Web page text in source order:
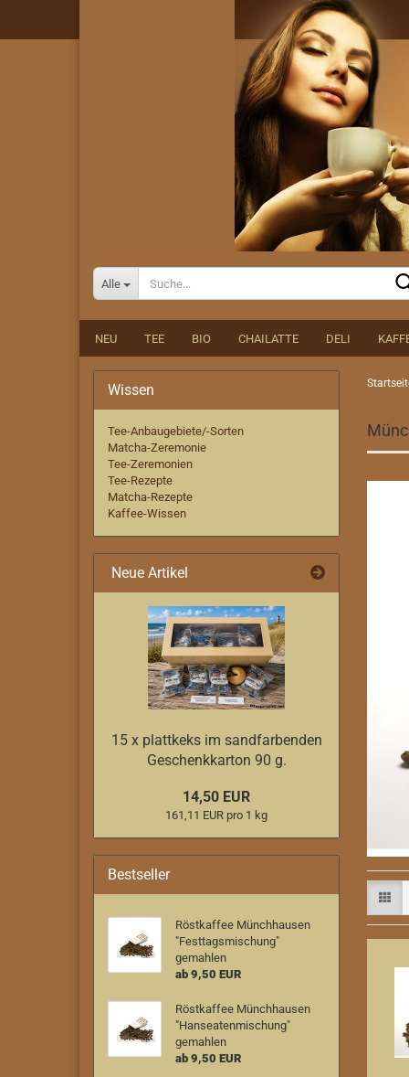
Alle
NEU TEE BIO CHAILATTE DELI
Wissen
Tee-Anbaugebiete/-Sorten
Matcha-Zeremonie
Tee-Zeremonien
Tee-Rezepte
Matcha-Rezepte
Kaffee-Wissen
Neue Artikel
15 x plattkeks im sandfarbenden
Geschenkkarton 90 g.
14,50 EUR
161,11 EUR pro 1 kg
Bestseller
Röstkaffee Münchhausen
"Festtagsmischung"
gemahlen
ab 9,50 EUR
Röstkaffee Münchhausen
"Hanseatenmischung"
gemahlen
ab 9,50 EUR